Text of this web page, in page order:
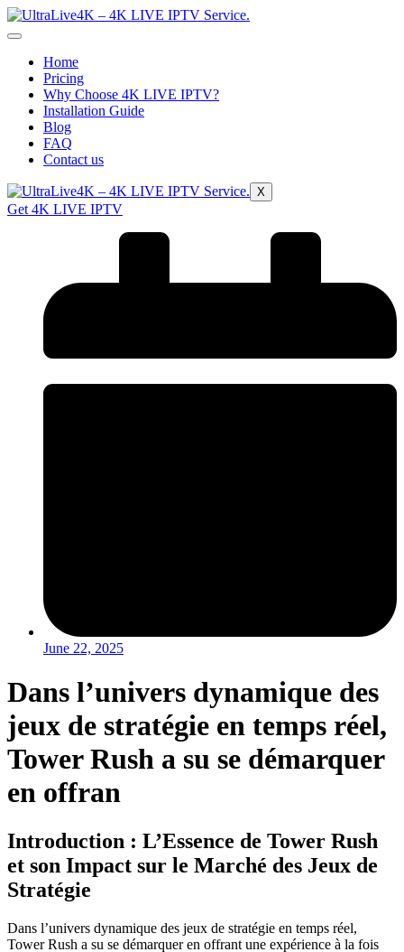
Home
Pricing
Why Choose 4K LIVE IPTV?
Installation Guide
Blog
FAQ
Contact us
X
Get 4K LIVE IPTV
June 22, 2025
Dans l’univers dynamique des
jeux de stratégie en temps réel,
Tower Rush a su se démarquer
en offran
Introduction : L’Essence de Tower Rush
et son Impact sur le Marché des Jeux de
Stratégie
Dans l’univers dynamique des jeux de stratégie en temps réel,
Tower Rush a su se démarquer en offrant une expérience à la fois